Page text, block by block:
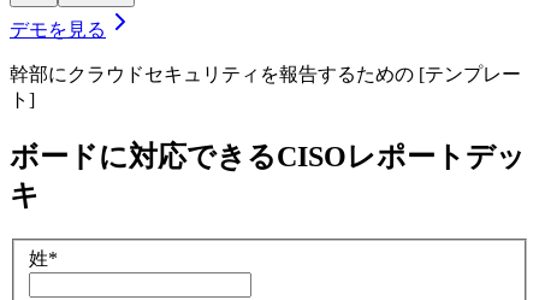
デモを見る
幹部にクラウドセキュリティを報告するための [テンプレー
ト]
ボードに対応できるCISOレポートデッ
キ
姓*